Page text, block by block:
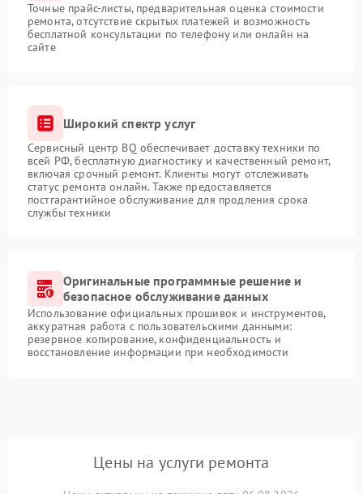
Точные прайс-листы, предварительная оценка стоимости
ремонта, отсутствие скрытых платежей и возможность
бесплатной консультации по телефону или онлайн на
сайте
Широкий спектр услуг
Сервисный центр BQ обеспечивает доставку техники по
всей РФ, бесплатную диагностику и качественный ремонт,
включая срочный ремонт. Клиенты могут отслеживать
статус ремонта онлайн. Также предоставляется
постгарантийное обслуживание для продления срока
службы техники
Оригинальные программные решение и
безопасное обслуживание данных
Использование официальных прошивок и инструментов,
аккуратная работа с пользовательскими данными:
резервное копирование, конфиденциальность и
восстановление информации при необходимости
Цены на услуги ремонта